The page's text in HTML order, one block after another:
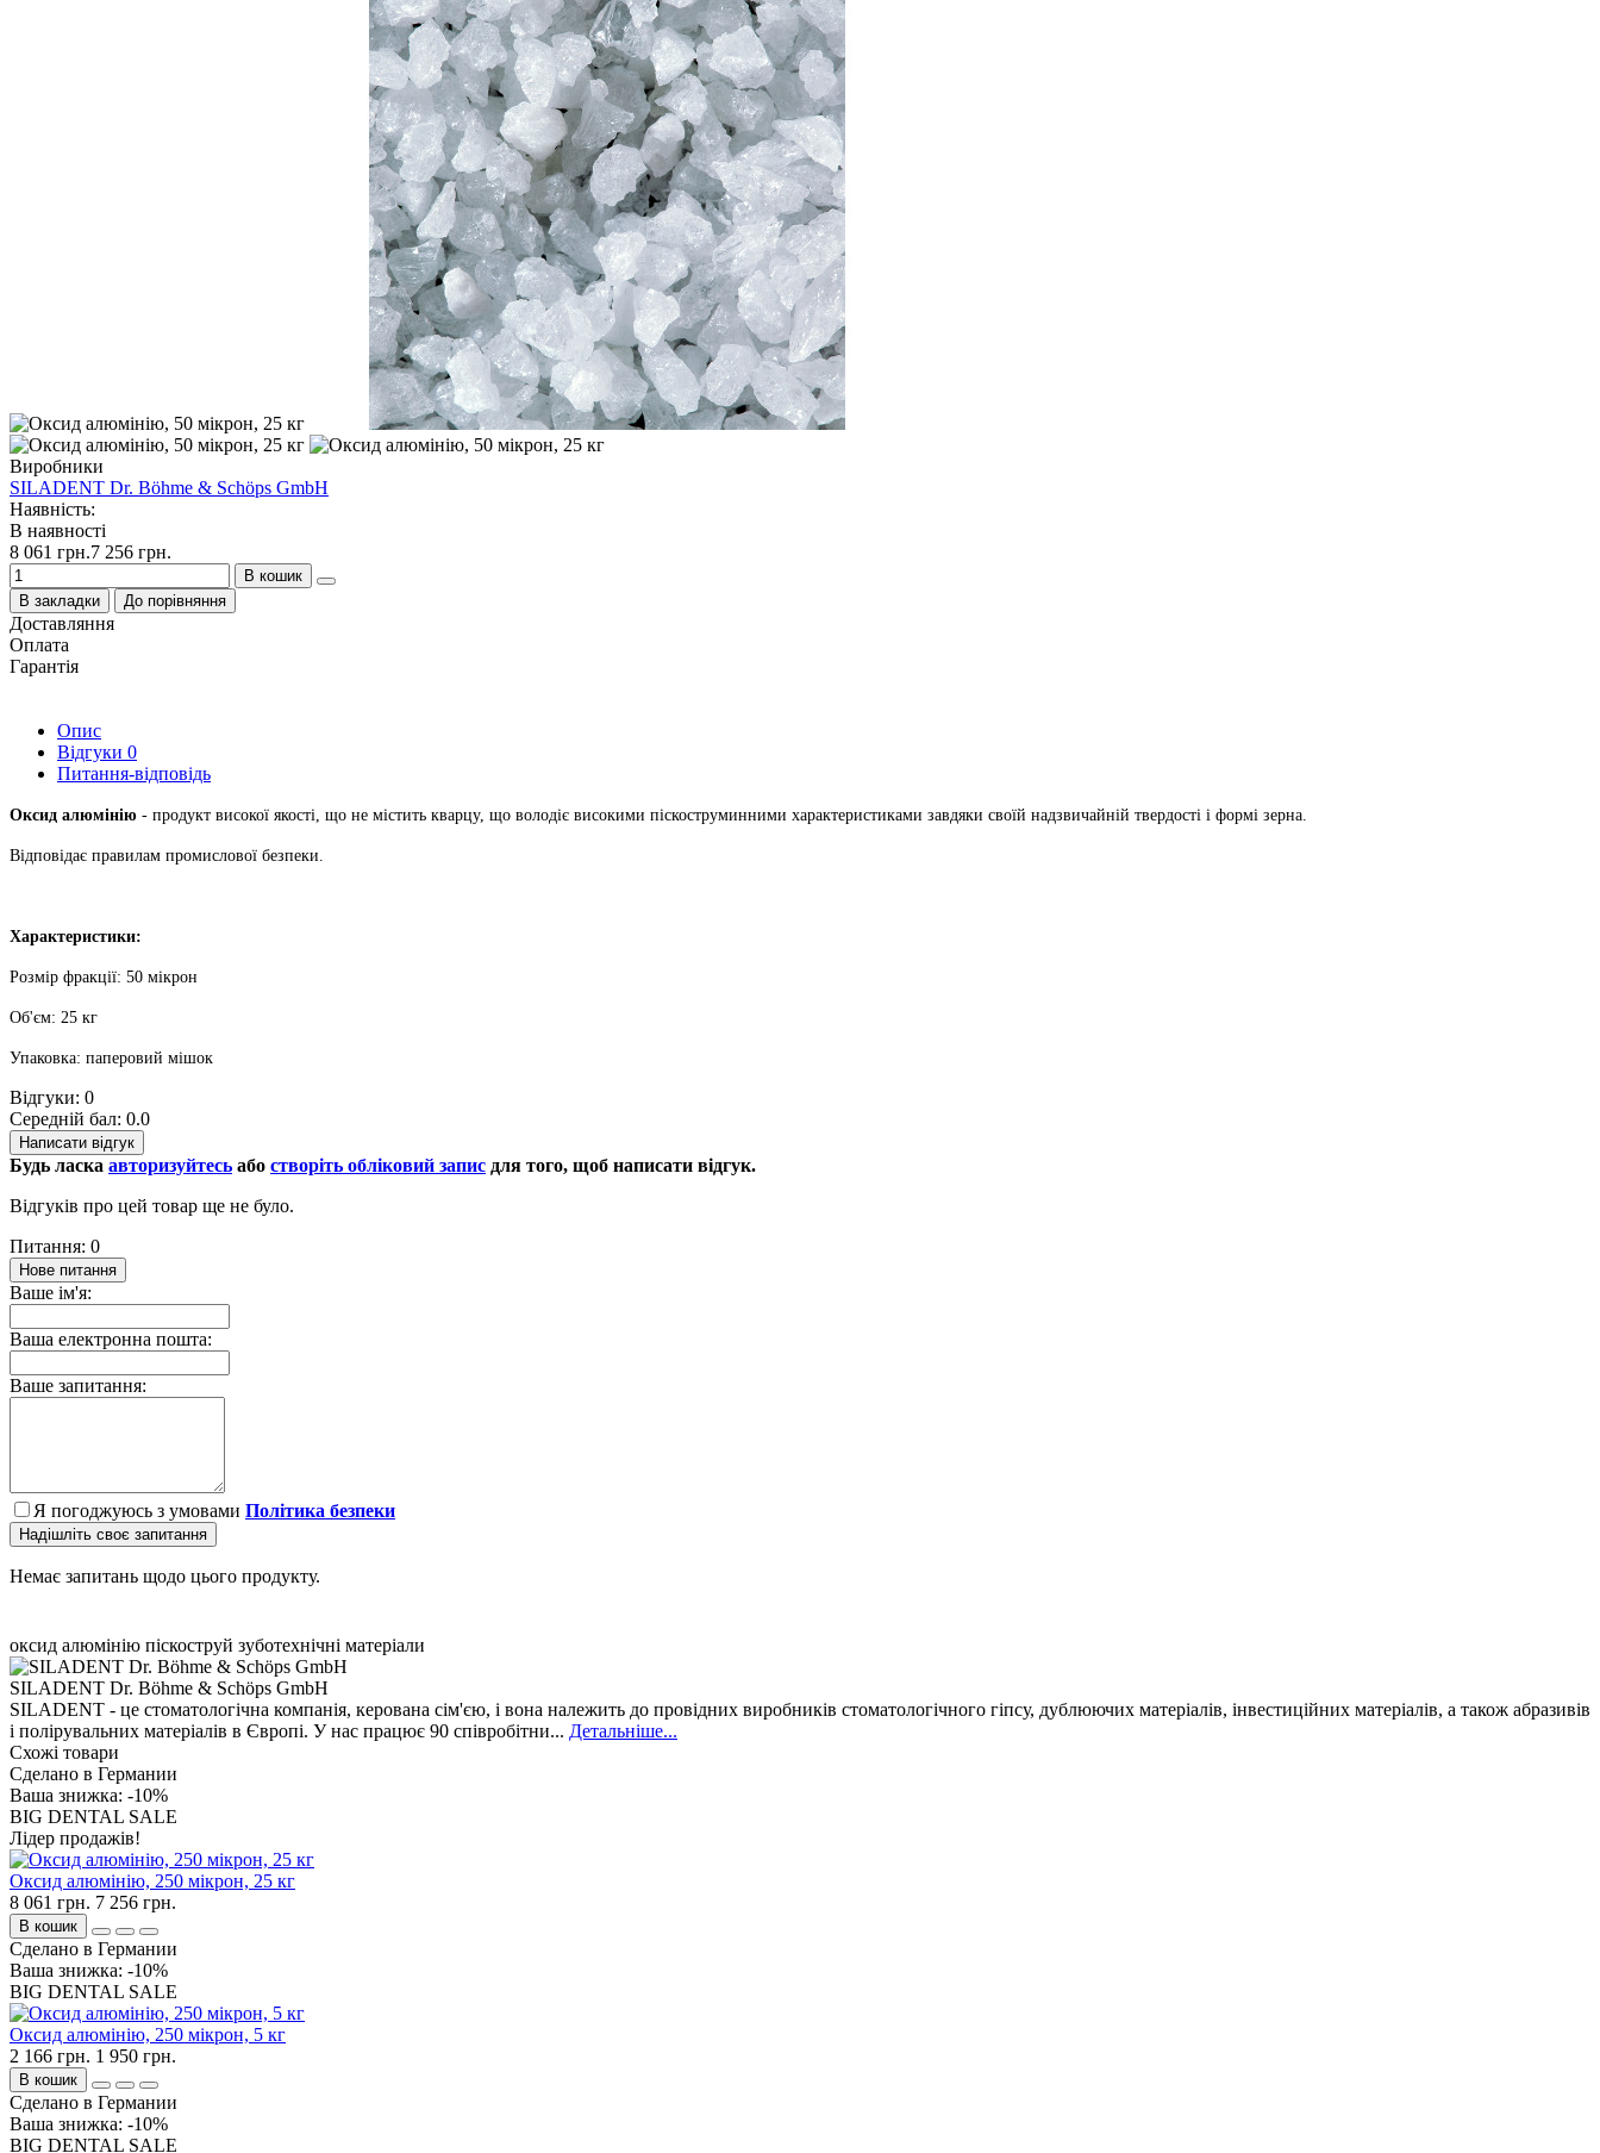
Виробники
SILADENT Dr. Böhme & Schöps GmbH
Наявність:
В наявності
8 061 грн.7 256 грн.
В кошик
В закладки
До порівняння
Доставляння
Оплата
Гарантія
Опис
Відгуки 0
Питання-відповідь
Оксид алюмінію - продукт високої якості, що не містить кварцу, що володіє високими піскоструминними характеристиками завдяки своїй надзвичайній твердості і формі зерна.
Відповідає правилам промислової безпеки.
Характеристики:
Розмір фракції: 50 мікрон
Об'єм: 25 кг
Упаковка: паперовий мішок
Відгуки: 0
Середній бал: 0.0
Написати відгук
Будь ласка авторизуйтесь або створіть обліковий запис для того, щоб написати відгук.
Відгуків про цей товар ще не було.
Питання: 0
Нове питання
Ваше ім'я:
Ваша електронна пошта:
Ваше запитання:
Я погоджуюсь з умовами Політика безпеки
Надішліть своє запитання
Немає запитань щодо цього продукту.
оксид алюмінію піскоструй зуботехнічні матеріали
SILADENT Dr. Böhme & Schöps GmbH
SILADENT - це стоматологічна компанія, керована сім'єю, і вона належить до провідних виробників стоматологічного гіпсу, дублюючих матеріалів, інвестиційних матеріалів, а також абразивів
і полірувальних матеріалів в Європі. У нас працює 90 співробітни... Детальніше...
Схожі товари
Сделано в Германии
Ваша знижка: -10%
BIG DENTAL SALE
Лідер продажів!
Оксид алюмінію, 250 мікрон, 25 кг
8 061 грн. 7 256 грн.
В кошик
Сделано в Германии
Ваша знижка: -10%
BIG DENTAL SALE
Оксид алюмінію, 250 мікрон, 5 кг
2 166 грн. 1 950 грн.
В кошик
Сделано в Германии
Ваша знижка: -10%
BIG DENTAL SALE